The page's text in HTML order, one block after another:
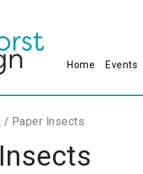
Home Events
/ Paper Insects